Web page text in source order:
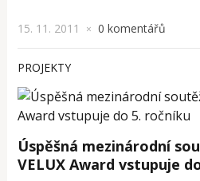
15. 11. 2011 × 0 komentářů
PROJEKTY
Úspěšná mezinárodní
VELUX Award vstupuje